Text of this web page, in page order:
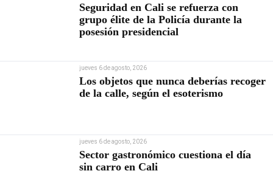
Seguridad en Cali se refuerza con
grupo élite de la Policía durante la
posesión presidencial
jueves 6 de agosto, 2026
Los objetos que nunca deberías recoger
de la calle, según el esoterismo
jueves 6 de agosto, 2026
Sector gastronómico cuestiona el día
sin carro en Cali